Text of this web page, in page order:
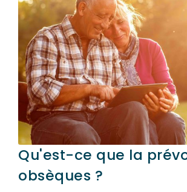
PRÉVOIR SES OBSÈQUES
SERVICES & ARTICLES
Entretien de sépulture
Livraison de Fleurs Naturelles
Livraison de plaques
Nos capitons funéraires
Nos cercueils
Nos fleurs naturelles
NOTRE AGENCE
ESPACE FAMILLE
Qu'est-ce que la
obsèques ?